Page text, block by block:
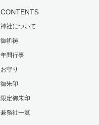
CONTENTS
神社について
御祈祷
年間行事
お守り
御朱印
限定御朱印
兼務社一覧